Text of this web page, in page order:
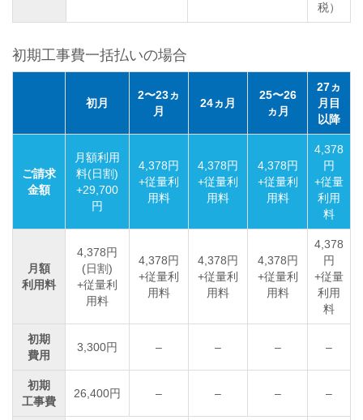
税）
初期工事費一括払いの場合
初月
2〜23ヵ
月
24ヵ月
25〜26
ヵ月
27ヵ
月目
以降
ご請求
金額
月額利用
料(日割)
+29,700
円
4,378円
+従量利
用料
4,378円
+従量利
用料
4,378円
+従量利
用料
4,378
円
+従量
利用
料
月額
利用料
4,378円
(日割)
+従量利
用料
4,378円
+従量利
用料
4,378円
+従量利
用料
4,378円
+従量利
用料
4,378
円
+従量
利用
料
初期
費用
3,300円 – – – –
初期
工事費
26,400円 – – – –